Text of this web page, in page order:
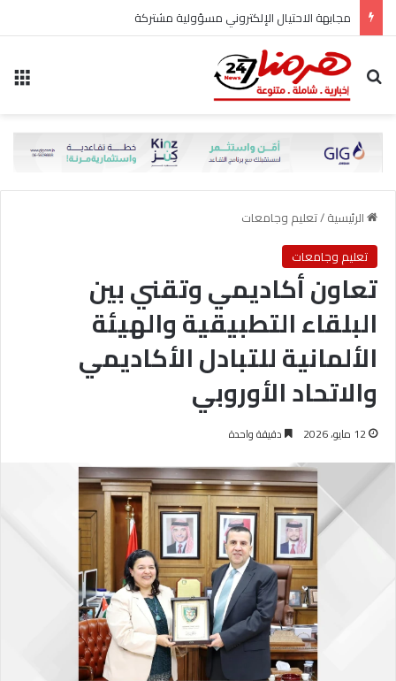
مجابهة الاحتيال الإلكتروني مسؤولية مشتركة
بحث عن
الرئيسية/تعليم وجامعات
تعليم وجامعات
تعاون أكاديمي وتقني بين
البلقاء التطبيقية والهيئة
الألمانية للتبادل الأكاديمي
والاتحاد الأوروبي
12 مايو، 2026 دقيقة واحدة